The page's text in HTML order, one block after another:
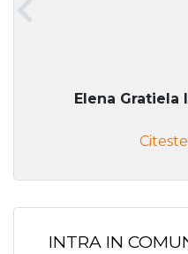
Elena Gratiela
INTRA IN